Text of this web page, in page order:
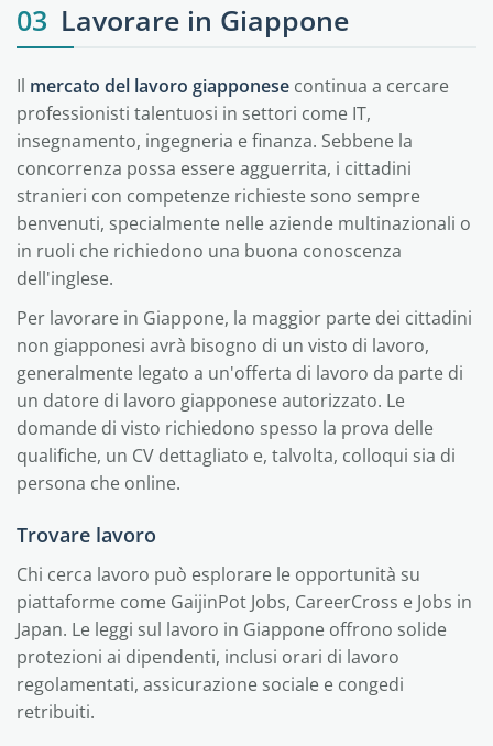
03 Lavorare in Giappone
Il mercato del lavoro giapponese continua a cercare
professionisti talentuosi in settori come IT,
insegnamento, ingegneria e finanza. Sebbene la
concorrenza possa essere agguerrita, i cittadini
stranieri con competenze richieste sono sempre
benvenuti, specialmente nelle aziende multinazionali o
in ruoli che richiedono una buona conoscenza
dell'inglese.
Per lavorare in Giappone, la maggior parte dei cittadini
non giapponesi avrà bisogno di un visto di lavoro,
generalmente legato a un'offerta di lavoro da parte di
un datore di lavoro giapponese autorizzato. Le
domande di visto richiedono spesso la prova delle
qualifiche, un CV dettagliato e, talvolta, colloqui sia di
persona che online.
Trovare lavoro
Chi cerca lavoro può esplorare le opportunità su
piattaforme come GaijinPot Jobs, CareerCross e Jobs in
Japan. Le leggi sul lavoro in Giappone offrono solide
protezioni ai dipendenti, inclusi orari di lavoro
regolamentati, assicurazione sociale e congedi
retribuiti.